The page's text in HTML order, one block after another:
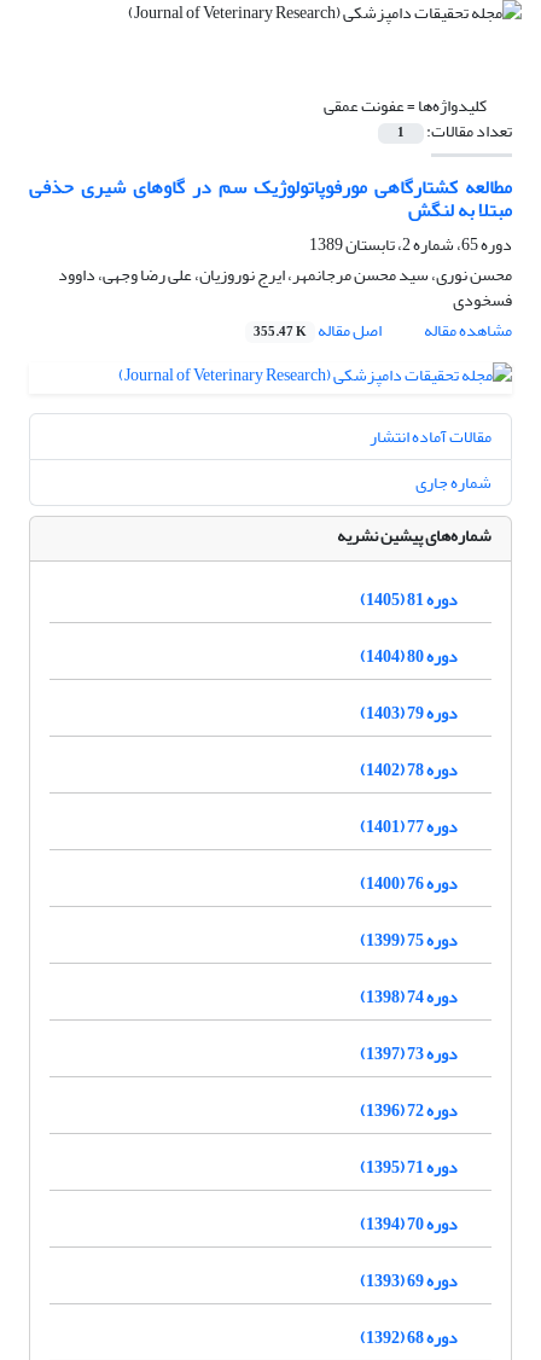
کلیدواژه‌ها =عفونت عمقی
تعداد مقالات: 1
مطالعه کشتارگا‌هی مورفوپاتولوژیک سم در گاوهای شیری حذفی
مبتلا به لنگش
دوره 65، شماره 2، تابستان 1389
محسن نوری، سید محسن مرجانمهر، ایرج نوروزیان، علی رضا وجهی، داوود
فسخودی
مشاهده مقاله
اصل مقاله 355.47 K
مقالات آماده انتشار
شماره جاری
شماره‌های پیشین نشریه
دوره 81 (1405)
دوره 80 (1404)
دوره 79 (1403)
دوره 78 (1402)
دوره 77 (1401)
دوره 76 (1400)
دوره 75 (1399)
دوره 74 (1398)
دوره 73 (1397)
دوره 72 (1396)
دوره 71 (1395)
دوره 70 (1394)
دوره 69 (1393)
دوره 68 (1392)